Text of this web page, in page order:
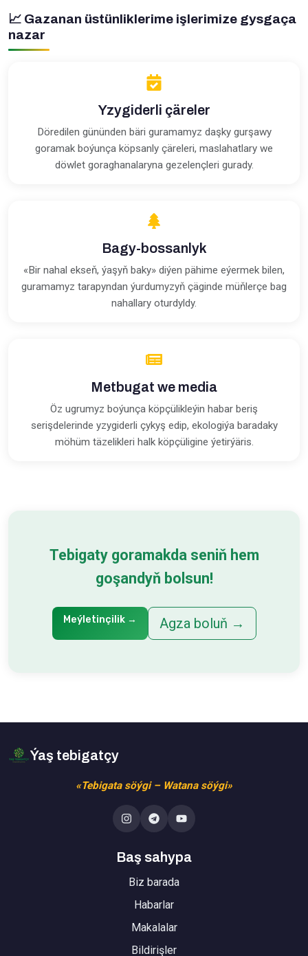
📈 Gazanan üstünliklerime işlerimize gysgaça
nazar
Yzygiderli çäreler
Döredilen gününden bäri guramamyz daşky gurşawy
goramak boýunça köpsanly çäreleri, maslahatlary we
döwlet goraghanalaryna gezelençleri gurady.
Bagy-bossanlyk
«Bir nahal ekseň, ýaşyň baky» diýen pähime eýermek bilen,
guramamyz tarapyndan ýurdumyzyň çäginde müňlerçe bag
nahallary oturdyldy.
Metbugat we media
Öz ugrumyz boýunça köpçülikleýin habar beriş
serişdelerinde yzygiderli çykyş edip, ekologiýa baradaky
möhüm täzelikleri halk köpçüligine ýetirýäris.
Tebigaty goramakda seniň hem
goşandyň bolsun!
Meýletinçilik→ Agza boluň →
Ýaş tebigatçy
«Tebigata söýgi – Watana söýgi»
Baş sahypa
Biz barada
Habarlar
Makalalar
Bildirişler